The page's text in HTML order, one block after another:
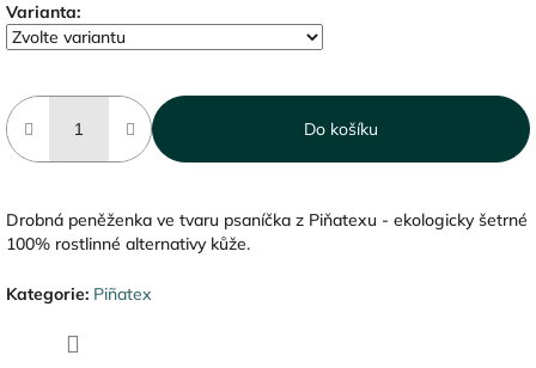
Varianta:
Do košíku
Drobná peněženka ve tvaru psaníčka z Piňatexu - ekologicky šetrné
100% rostlinné alternativy kůže.
Kategorie: Piñatex